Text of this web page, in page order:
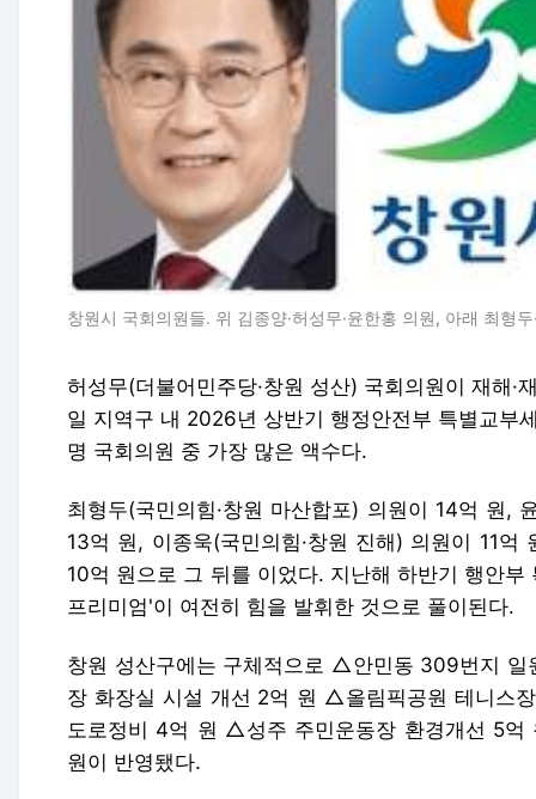
창원시 국회의원들. 위 김종양·허성무·윤한홍 의원, 아래 최형
허성무(더불어민주당·창원 성산) 국회의원이 재해
일 지역구 내 2026년 상반기 행정안전부 특별교부
명 국회의원 중 가장 많은 액수다.
최형두(국민의힘·창원 마산합포) 의원이 14억 원,
13억 원, 이종욱(국민의힘·창원 진해) 의원이 11억
10억 원으로 그 뒤를 이었다. 지난해 하반기 행안
프리미엄'이 여전히 힘을 발휘한 것으로 풀이된다.
창원 성산구에는 구체적으로 △안민동 309번지
장 화장실 시설 개선 2억 원 △올림픽공원 테니스
도로정비 4억 원 △성주 주민운동장 환경개선 5
원이 반영됐다.